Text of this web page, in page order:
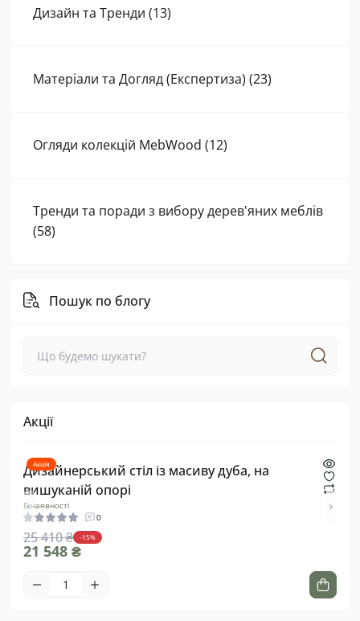
Дизайн та Тренди (13)
Матеріали та Догляд (Експертиза) (23)
Огляди колекцій MebWood (12)
Тренди та поради з вибору дерев'яних меблів
(58)
Пошук по блогу
Акції
Акція
Дизайнерський стіл із масиву дуба, на
вишуканій опорі
В наявності
0
25 410 ₴ -15%
21 548 ₴